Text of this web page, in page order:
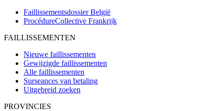
Faillissementsdossier België
ProcédureCollective Frankrijk
FAILLISSEMENTEN
Nieuwe faillissementen
Gewijzigde faillissementen
Alle faillissementen
Surseances van betaling
Uitgebreid zoeken
PROVINCIES